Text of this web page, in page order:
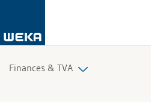
Finances & TVA